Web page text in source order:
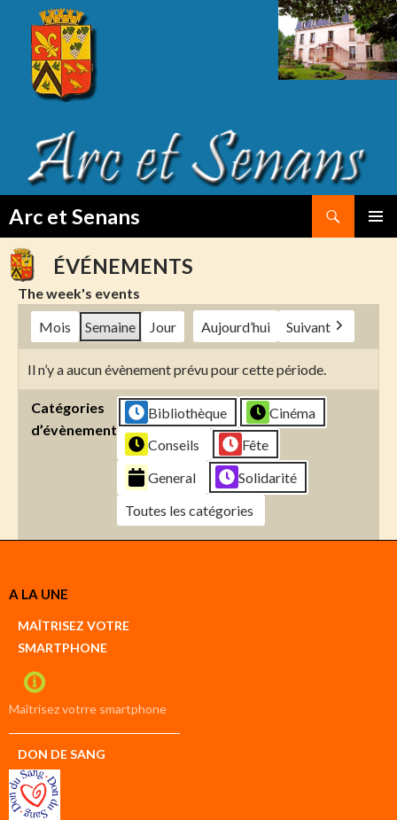
Arc et Senans
TO
CONTENTÉVÉNEMENTS
The week's events
Mois
Semaine Jour Aujourd’hui Suivant
Il n’y a aucun évènement prévu pour cette période.
Catégories
d’évènement
Bibliothèque
Cinéma
Conseils
Fête
General
Solidarité
Toutes les catégories
Créer
compte
compte
A LA UNE
MAÎTRISEZ VOTRE
SMARTPHONE
Maîtrisez votrre smartphone
DON DE SANG